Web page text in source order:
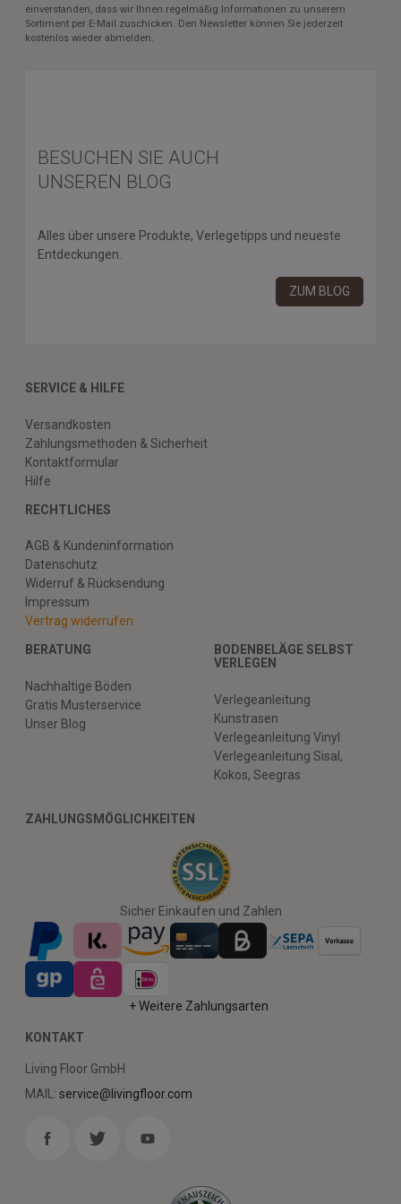
einverstanden, dass wir Ihnen regelmäßig Informationen zu unserem
Sortiment per E-Mail zuschicken. Den Newsletter können Sie jederzeit
kostenlos wieder abmelden.
BESUCHEN SIE AUCH
UNSEREN BLOG
Alles über unsere Produkte, Verlegetipps und neueste
Entdeckungen.
ZUM BLOG
SERVICE & HILFE
Versandkosten
Zahlungsmethoden & Sicherheit
Kontaktformular
Hilfe
RECHTLICHES
AGB & Kundeninformation
Datenschutz
Widerruf & Rücksendung
Impressum
Vertrag widerrufen
BERATUNG
Nachhaltige Böden
Gratis Musterservice
Unser Blog
BODENBELÄGE SELBST
VERLEGEN
Verlegeanleitung
Kunstrasen
Verlegeanleitung Vinyl
Verlegeanleitung Sisal,
Kokos, Seegras
ZAHLUNGSMÖGLICHKEITEN
Sicher Einkaufen und Zahlen
+ Weitere Zahlungsarten
KONTAKT
Living Floor GmbH
MAIL: service@livingfloor.com